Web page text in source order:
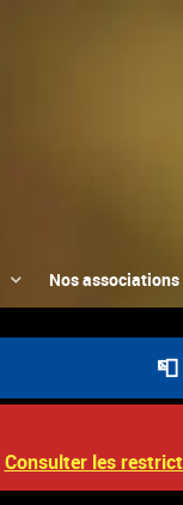
Nos associations
📮 Du
Consulter les